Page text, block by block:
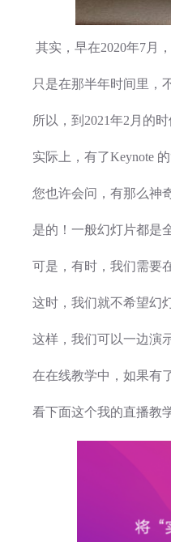
其实，早在2020年7月
只是在那半年时间里，
所以，到2021年2月的
实际上，有了Keynote
您也许会问，有那么神
是的！一般幻灯片都是
可是，有时，我们需要
这时，我们就不希望幻
这样，我们可以一边演
在在线教学中，如果有
看下面这个我的直播教